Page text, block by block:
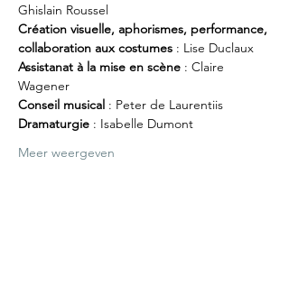
Ghislain Roussel
Création visuelle, aphorismes, performance,
collaboration aux costumes : Lise Duclaux
Assistanat à la mise en scène : Claire
Wagener
Conseil musical : Peter de Laurentiis
Dramaturgie : Isabelle Dumont
Meer weergeven